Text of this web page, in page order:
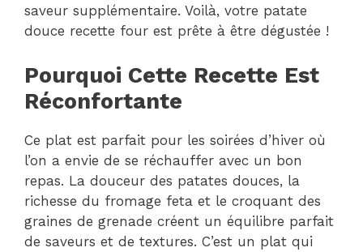
saveur supplémentaire. Voilà, votre patate
douce recette four est prête à être dégustée !
Pourquoi Cette Recette Est
Réconfortante
Ce plat est parfait pour les soirées d’hiver où
l’on a envie de se réchauffer avec un bon
repas. La douceur des patates douces, la
richesse du fromage feta et le croquant des
graines de grenade créent un équilibre parfait
de saveurs et de textures. C’est un plat qui